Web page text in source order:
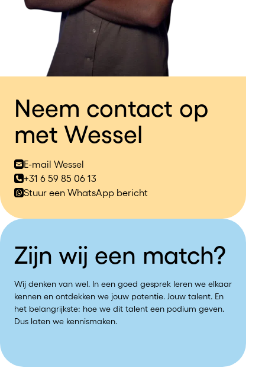
Neem contact op
met Wessel
E-mail Wessel
+31 6 59 85 06 13
Stuur een WhatsApp bericht
Zijn wij een match?
Wij denken van wel. In een goed gesprek leren we elkaar
kennen en ontdekken we jouw potentie. Jouw talent. En
het belangrijkste: hoe we dit talent een podium geven.
Dus laten we kennismaken.